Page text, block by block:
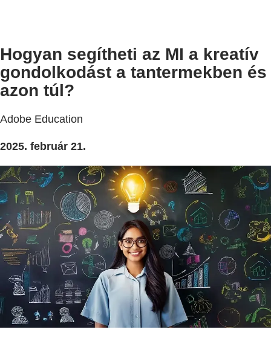
Hogyan segítheti az MI a kreatív
gondolkodást a tantermekben és
azon túl?
Adobe Education
2025. február 21.